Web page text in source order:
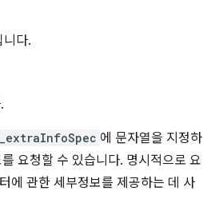
니다.
에 문자열을 지정하
요청할 수 있습니다. 명시적으로 요
에 관한 세부정보를 제공하는 데 사